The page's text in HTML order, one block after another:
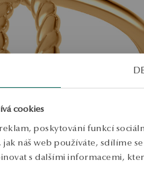
cookies
poskytování funkcí
náš web používáte, sdílíme
s dalšími informacemi,